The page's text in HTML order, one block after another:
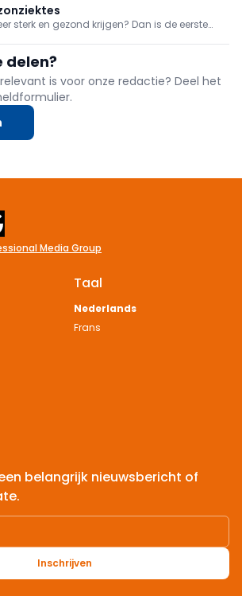
je bomen zich maar pips voelen.
sterk en gezond krijgen? Dan is de eerste
delen?
is voor onze redactie? Deel het
Media Group
Taal
Nederlands
Frans
belangrijk nieuwsbericht of
Inschrijven